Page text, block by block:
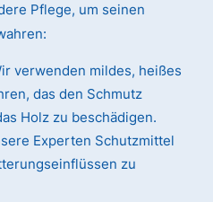
Pflege, um seinen
verwenden mildes, heißes
das den Schmutz
Holz zu beschädigen.
Experten Schutzmittel
zu